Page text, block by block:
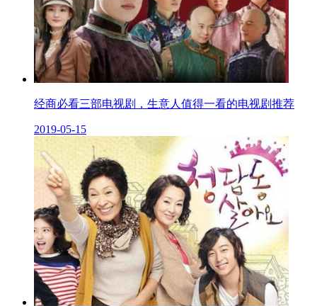
经商必看三部电视剧，生意人值得一看的电视剧推荐
2019-05-15